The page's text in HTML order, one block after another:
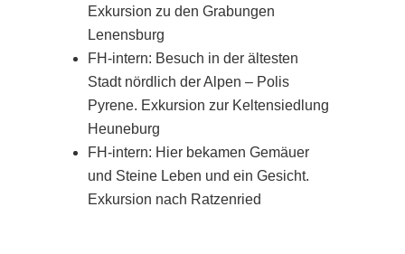
Exkursion zu den Grabungen
Lenensburg
FH-intern: Besuch in der ältesten
Stadt nördlich der Alpen – Polis
Pyrene. Exkursion zur Keltensiedlung
Heuneburg
FH-intern: Hier bekamen Gemäuer
und Steine Leben und ein Gesicht.
Exkursion nach Ratzenried